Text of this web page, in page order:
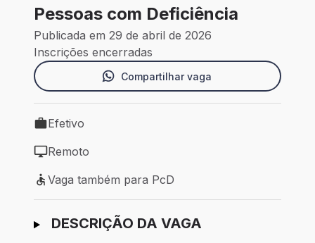
Pessoas com Deficiência
Publicada em 29 de abril de 2026
Inscrições encerradas
Compartilhar vaga
Tipo de vaga: Efetivo
Efetivo
Modelo de trabalho: Remoto
Remoto
Vaga também para PcD
Vaga também para PcD
Ir para candidatura
DESCRIÇÃO DA VAGA